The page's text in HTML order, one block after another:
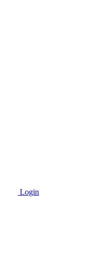
Login